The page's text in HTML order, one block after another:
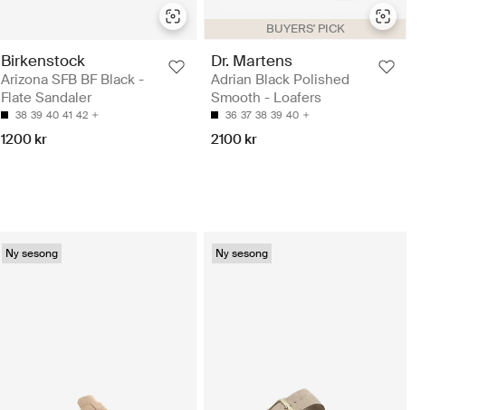
Birkenstock
Arizona SFB BF Black -
Flate Sandaler
38 39 40 41 42
1200 kr
BUYERS' PICK
Dr. Martens
Adrian Black Polished
Smooth - Loafers
36 37 38 39 40
2100 kr
Ny sesong Ny sesong